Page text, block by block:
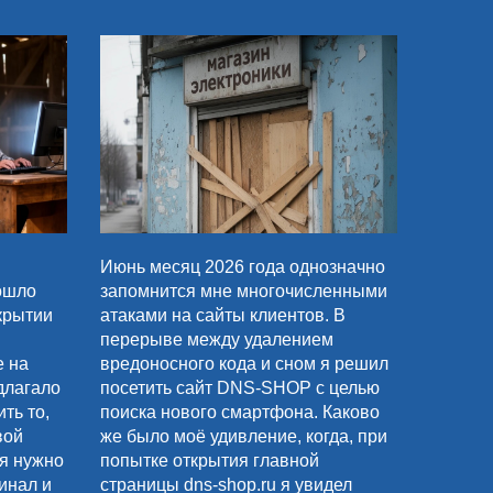
на
то,
нужно
и
Июнь месяц 2026 года однозначно
запомнится мне многочисленными
атаками на сайты клиентов. В
перерыве между удалением
вредоносного кода и сном я решил
посетить сайт DNS-SHOP с целью
поиска нового смартфона. Каково
же было моё удивление, когда, при
попытке открытия главной
страницы dns-shop.ru я увидел